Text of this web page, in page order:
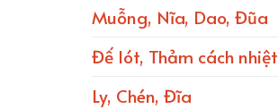
Muỗng, Nĩa, Dao, Đũa
Đế lót, Thảm cách nhiệt
Ly, Chén, Đĩa